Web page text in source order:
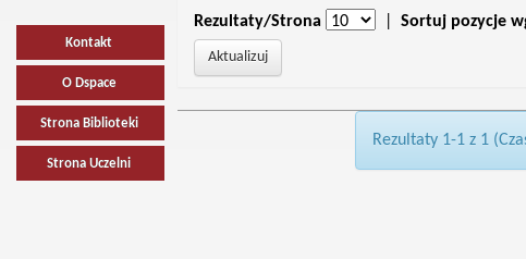
Kontakt
O Dspace
Strona Biblioteki
Strona Uczelni
Rezultaty/Strona Sortuj pozycje
Rezultaty 1-1 z 1